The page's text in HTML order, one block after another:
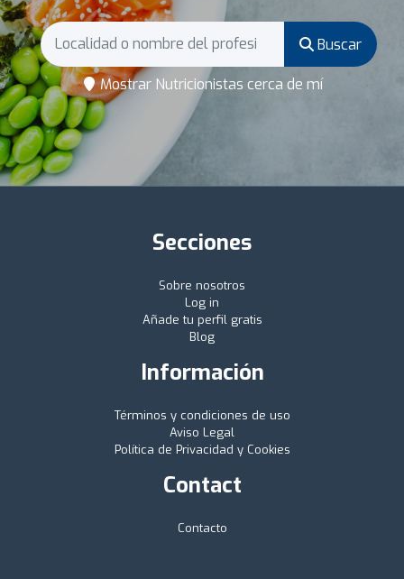
Buscar
Mostrar Nutricionistas cerca de mí
Secciones
Sobre nosotros
Log in
Añade tu perfil gratis
Blog
Información
Términos y condiciones de uso
Aviso Legal
Política de Privacidad y Cookies
Contact
Contacto